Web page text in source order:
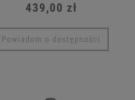
439,00 zł
Powiadom o dostępności